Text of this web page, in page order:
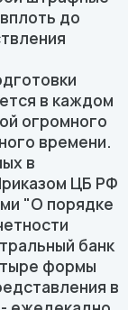
до
в каждом
огромного
времени.
в
ЦБ РФ
"О порядке
банк
формы
в